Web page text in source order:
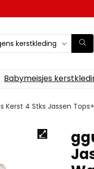
kerstkleding
Babymeisjes
Kerst 4 Stks Jassen